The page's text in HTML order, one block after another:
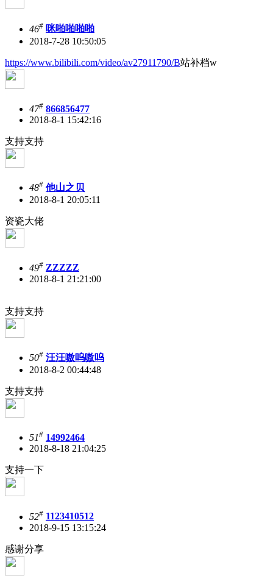
46# 咪啪啪啪啪
2018-7-28 10:50:05
https://www.bilibili.com/video/av27911790/B站补档w
47# 866856477
2018-8-1 15:42:16
支持支持
48# 他山之贝
2018-8-1 20:05:11
资瓷大佬
49# ZZZZZ
2018-8-1 21:21:00
支持支持
50# 汪汪嗷呜嗷呜
2018-8-2 00:44:48
支持支持
51# 14992464
2018-8-18 21:04:25
支持一下
52# 1123410512
2018-9-15 13:15:24
感谢分享